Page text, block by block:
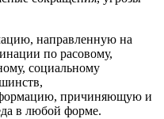
направленную на
по расовому,
социальному
причиняющую и
в любой форме.